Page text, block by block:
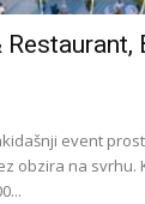
event
obzira na svrhu.